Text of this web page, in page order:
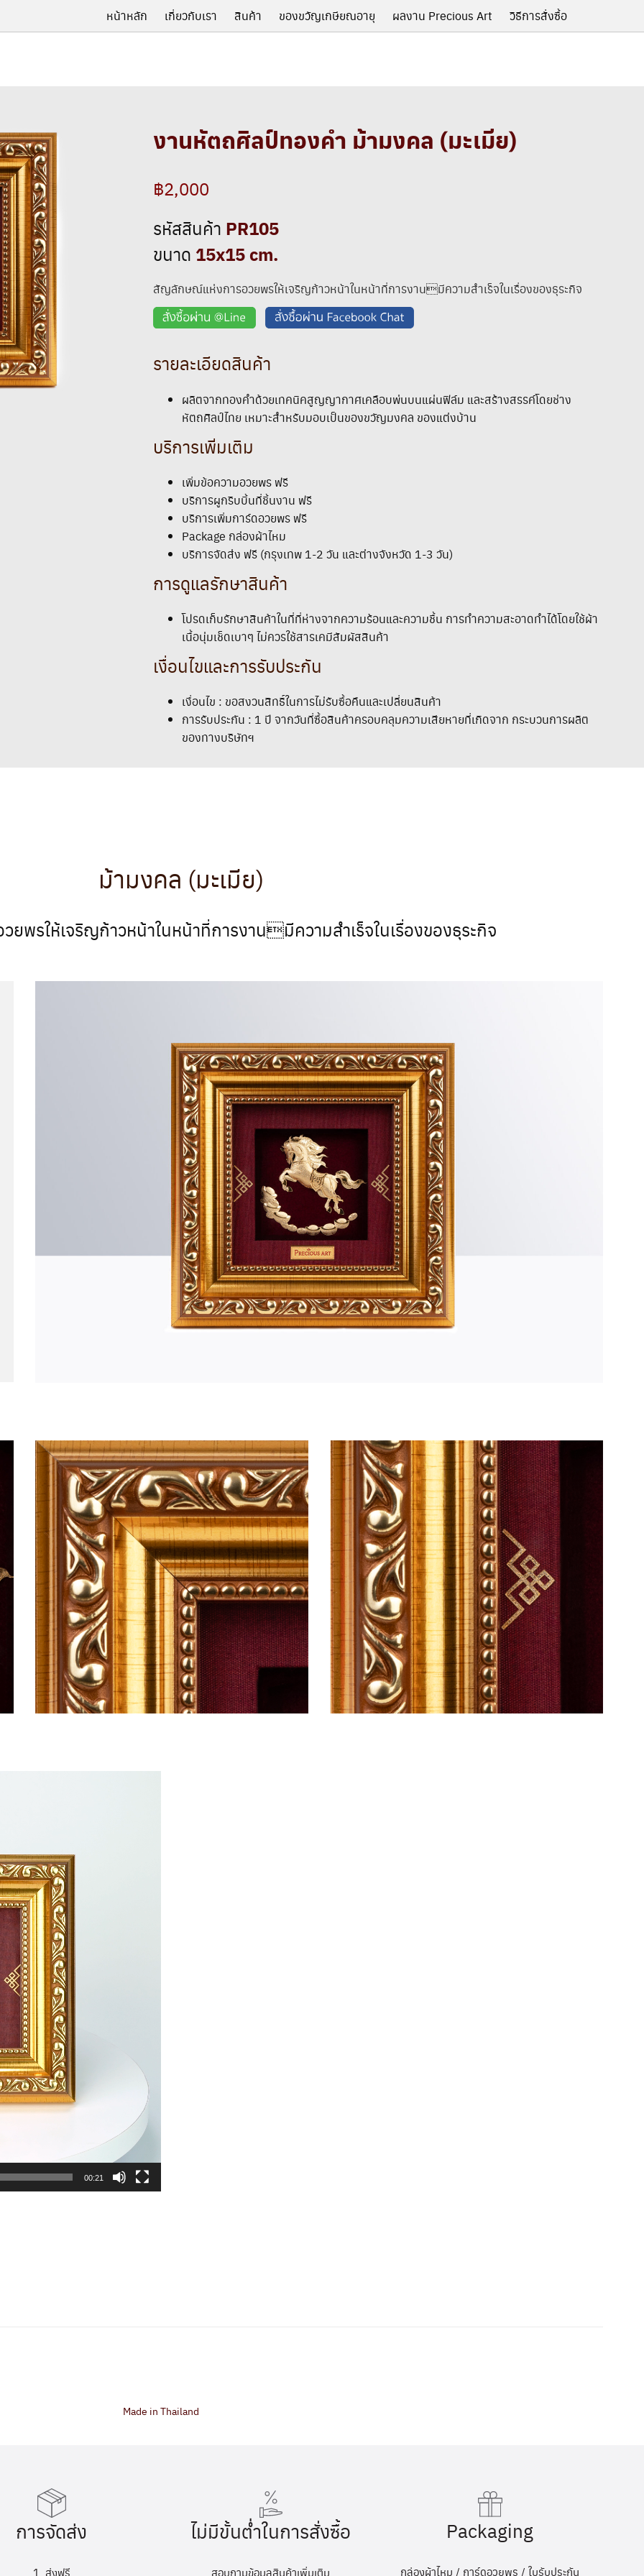
หน้าหลัก เกี่ยวกับเรา สินค้า ของขวัญเกษียณอายุ ผลงาน Precious Art วิธีการสั่งซื้อ
งานหัตถศิลป์ทองคำ ม้ามงคล (มะเมีย)
฿2,000
รหัสสินค้า PR105
ขนาด 15x15 cm.
สัญลักษณ์แห่งการอวยพรให้เจริญก้าวหน้าในหน้าที่การงานมีความสำเร็จในเรื่องของธุระกิจ
รายละเอียดสินค้า
ผลิตจากทองคำด้วยเทคนิคสูญญากาศเคลือบพ่นบนแผ่นฟิล์ม และสร้างสรรค์โดยช่าง
หัตถศิลป์ไทย เหมาะสำหรับมอบเป็นของขวัญมงคล ของแต่งบ้าน
บริการเพิ่มเติม
เพิ่มข้อความอวยพร ฟรี
บริการผูกริบบิ้นที่ชิ้นงาน ฟรี
บริการเพิ่มการ์ดอวยพร ฟรี
Package กล่องผ้าไหม
บริการจัดส่ง ฟรี (กรุงเทพ 1-2 วัน และต่างจังหวัด 1-3 วัน)
การดูแลรักษาสินค้า
โปรดเก็บรักษาสินค้าในที่ที่ห่างจากความร้อนและความชื้น การทำความสะอาดทำได้โดยใช้ผ้า
เนื้อนุ่มเช็ดเบาๆ ไม่ควรใช้สารเคมีสัมผัสสินค้า
เงื่อนไขและการรับประกัน
เงื่อนไข : ขอสงวนสิทธิ์ในการไม่รับซื้อคืนและเปลี่ยนสินค้า
การรับประกัน : 1 ปี จากวันที่ซื้อสินค้าครอบคลุมความเสียหายที่เกิดจาก กระบวนการผลิต
ของทางบริษัทฯ
ม้ามงคล (มะเมีย)
พรให้เจริญก้าวหน้าในหน้าที่การงานมีความสำเร็จในเรื่องของธุระกิจ
00:21
Made in Thailand
การจัดส่ง
1. ส่งฟรี
ไม่มีขั้นต่ำในการสั่งซื้อ
สอบถามข้อมูลสินค้าเพิ่มเติม
Packaging
กล่องผ้าไหม / การ์ดอวยพร / ใบรับประกัน